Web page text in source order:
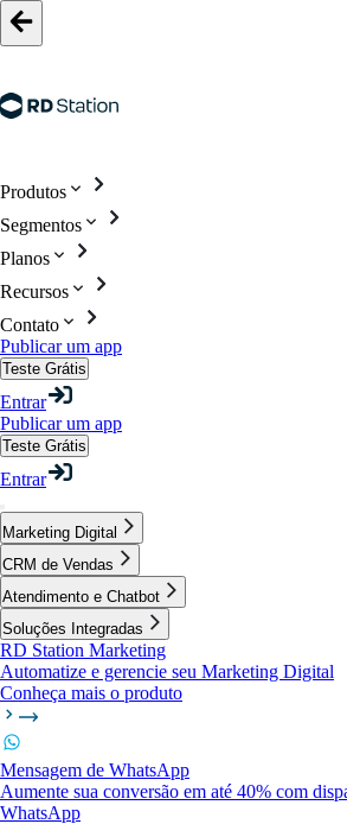
Produtos
Segmentos
Planos
Recursos
Contato
Publicar um app
Teste Grátis
Entrar
Publicar um app
Teste Grátis
Entrar
Marketing Digital
CRM de Vendas
Atendimento e Chatbot
Soluções Integradas
RD Station Marketing
Automatize e gerencie seu Marketing Digital
Conheça mais o produto
Mensagem de WhatsApp
Aumente sua conversão em até 40% com
WhatsApp